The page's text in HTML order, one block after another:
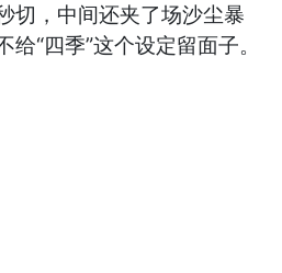
切，中间还夹了场沙尘暴
“四季”这个设定留面子。